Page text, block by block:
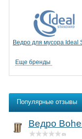
Ведро для мусора Ideal
Еще бренды
Популярные отзывы
Ведро
(0)